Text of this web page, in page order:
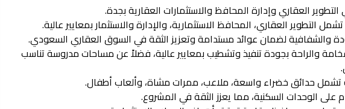
العقاري وإدارة المحافظ والاستثمارات العقارية بجدة.
التطوير العقاري، المحافظ الاستثمارية، والإدارة والاستثمار بمعايير عالية.
والشفافية لضمان عوائد مستدامة وتعزيز الثقة في السوق العقاري السعودي.
والراحة بجودة تنفيذ وتشطيب بمعايير عالية، فضلاً عن مساحات مدروسة تناسب
تشمل حدائق خضراء واسعة، ملاعب، ممرات مشاة، وألعاب أطفال.